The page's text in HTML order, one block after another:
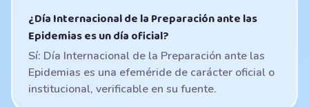
¿Día Internacional de la Preparación ante las
Epidemias es un día oficial?
Sí: Día Internacional de la Preparación ante las
Epidemias es una efeméride de carácter oficial o
institucional, verificable en su fuente.